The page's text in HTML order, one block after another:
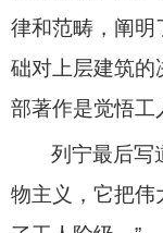
律和范畴，阐明
础对上层建筑的
部著作是觉悟工
列宁最后写
物主义，它把伟